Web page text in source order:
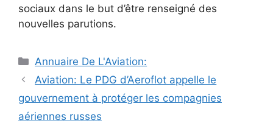
sociaux dans le but d’être renseigné des
nouvelles parutions.
Catégories
Annuaire De L'Aviation:
Navigation
articles
Aviation: Le PDG d’Aeroflot appelle le
gouvernement à protéger les compagnies
aériennes russes